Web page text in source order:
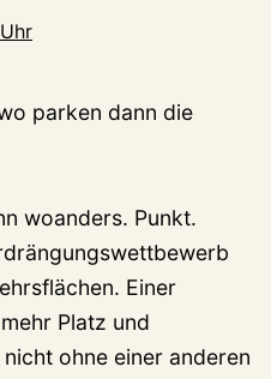
parken dann die
woanders. Punkt.
Einer
Platz und
ohne einer anderen